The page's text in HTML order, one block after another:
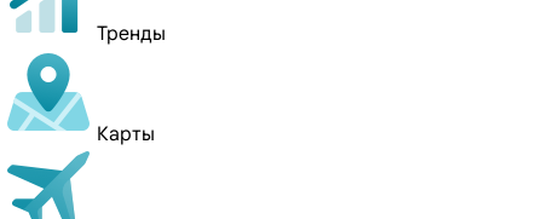
Тренды
Карты